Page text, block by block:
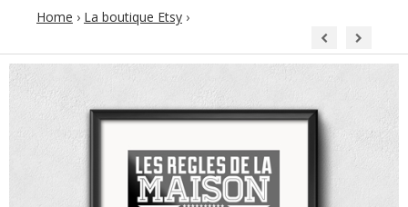
Home › La boutique Etsy ›